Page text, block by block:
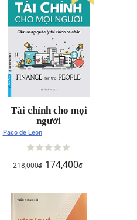
Tài chính cho mọi
người
Paco de Leon
218,000đ 174,400đ